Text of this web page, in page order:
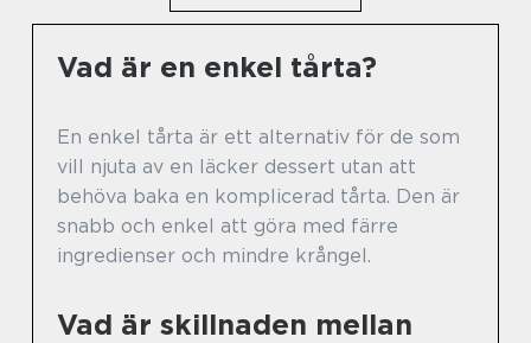
Vad är en enkel tårta?
En enkel tårta är ett alternativ för de som
vill njuta av en läcker dessert utan att
behöva baka en komplicerad tårta. Den är
snabb och enkel att göra med färre
ingredienser och mindre krångel.
Vad är skillnaden mellan